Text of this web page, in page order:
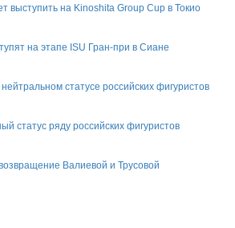
выступить на Kinoshita Group Cup в Токио
на этапе ISU Гран-при в Сиане
статусе российских фигуристов
статус ряду российских фигуристов
Валиевой и Трусовой